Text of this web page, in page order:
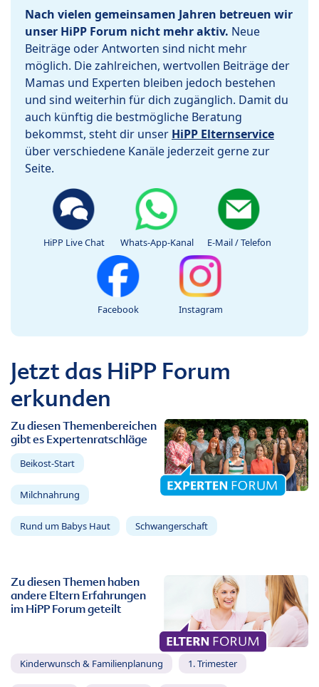
Nach vielen gemeinsamen Jahren betreuen wir
unser HiPP Forum nicht mehr aktiv. Neue
Beiträge oder Antworten sind nicht mehr
möglich. Die zahlreichen, wertvollen Beiträge der
Mamas und Experten bleiben jedoch bestehen
und sind weiterhin für dich zugänglich. Damit du
auch künftig die bestmögliche Beratung
bekommst, steht dir unser HiPP Elternservice
über verschiedene Kanäle jederzeit gerne zur
Seite.
HiPP Live Chat Whats-App-Kanal E-Mail / Telefon
Facebook Instagram
Jetzt das HiPP Forum
erkunden
Zu diesen Themenbereichen
gibt es Expertenratschläge
Beikost-Start
Milchnahrung
Rund um Babys Haut Schwangerschaft
Zu diesen Themen haben
andere Eltern Erfahrungen
im HiPP Forum geteilt
Kinderwunsch & Familienplanung 1. Trimester